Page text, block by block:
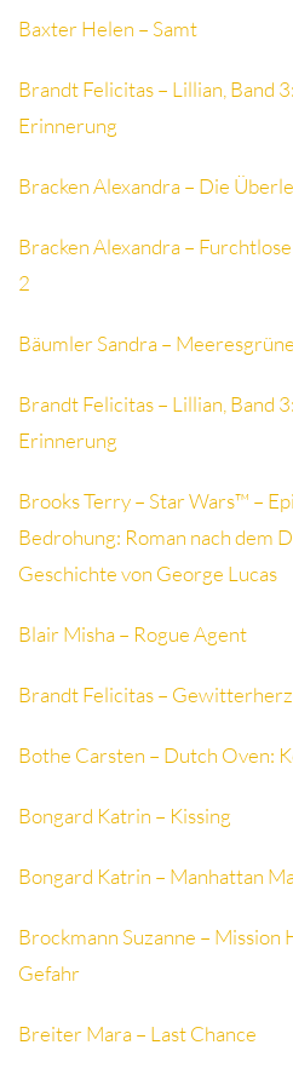
Baxter Helen – Samt
Brandt Felicitas – Lillian, Band
Erinnerung
Bracken Alexandra – Die
Bracken Alexandra –
2
Bäumler Sandra –
Brandt Felicitas – Lillian, Band
Erinnerung
Brooks Terry – Star Wars™ –
Bedrohung: Roman nach dem
Geschichte von George Lucas
Blair Misha – Rogue Agent
Brandt Felicitas –
Bothe Carsten – Dutch Oven:
Bongard Katrin – Kissing
Bongard Katrin – Manhattan
Brockmann Suzanne –
Gefahr
Breiter Mara – Last Chance